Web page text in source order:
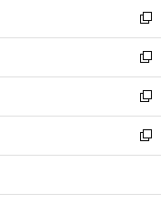
く
で
開
く
ド
ウ
で
開
く
ィ
ン
ド
ウ
で
開
く
い
ウ
ィ
ン
ド
ウ
で
開
新
し
い
ウ
ィ
ン
ド
ウ
開
新
し
い
ウ
ィ
ン
ウ
新
し
い
ウ
ン
新
し
ウ